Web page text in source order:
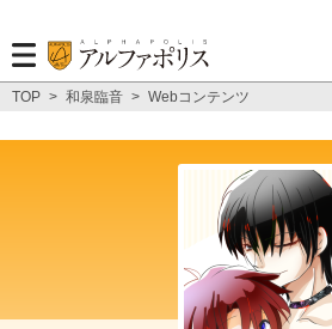
TOP > 和泉臨音 > Webコンテンツ